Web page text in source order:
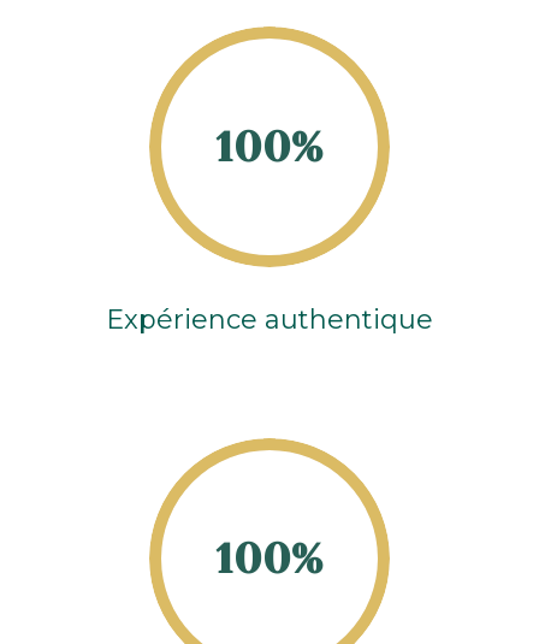
100%
Expérience authentique
100%